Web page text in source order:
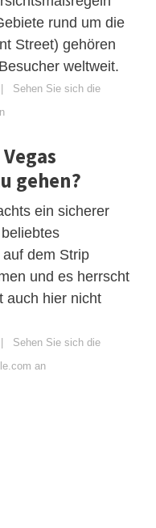
rund um die
Street) gehören
weltweit.
Sehen Sie sich die
gehen?
ein sicherer
dem Strip
und es herrscht
auch hier nicht
Sehen Sie sich die
an